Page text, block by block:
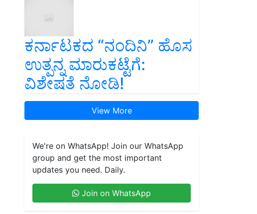
ಕರ್ನಾಟಕದ “ನಂದಿನಿ” ಹೊಸ
ಉತ್ಪನ್ನ ಮಾರುಕಟ್ಟೆಗೆ:
ವಿಶೇಷತೆ ನೋಡಿ!
View More
We're on WhatsApp! Join our WhatsApp
group and get the most important
updates you need. Daily.
Join on WhatsApp